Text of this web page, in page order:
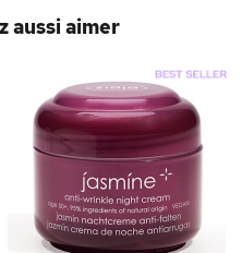
aussi aimer